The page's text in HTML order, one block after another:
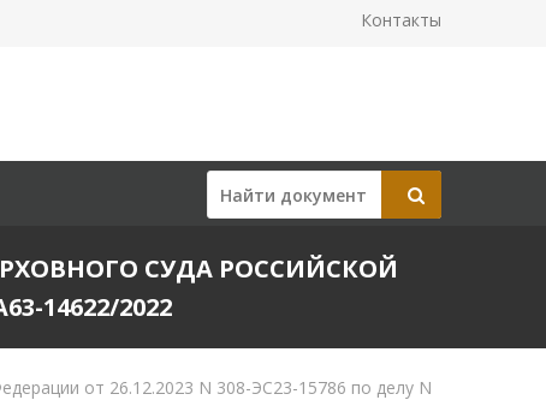
Контакты
СУДА РОССИЙСКОЙ
14622/2022
от 26.12.2023 N 308-ЭС23-15786 по делу N